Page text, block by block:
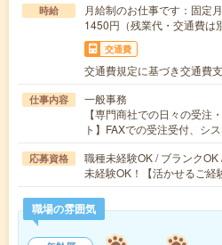
時給
月給制のお仕事です：固
1450円（残業代・交通費は
交通費
交通費規定に基づき交通費
仕事内容
一般事務
【専門商社での日々の受注
ト】FAXでの受注受付、シ
応募資格
職種未経験OK / ブランクOK
未経験OK！【活かせるご経
職場の雰囲気